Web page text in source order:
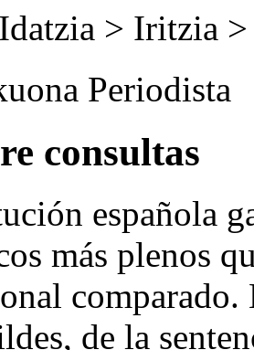
Idatzia > Iritzia
Periodista
consultas
española
más plenos
comparado.
de la